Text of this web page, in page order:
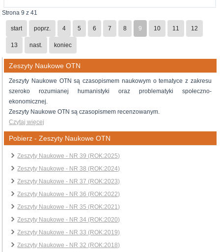
Strona 9 z 41
start poprz. 4 5 6 7 8 9 10 11 12
13 nast. koniec
Zeszyty Naukowe OTN
Zeszyty Naukowe OTN są czasopismem naukowym o tematyce z zakresu
szeroko rozumianej humanistyki oraz problematyki społeczno-
ekonomicznej.
Zeszyty Naukowe OTN są czasopismem recenzowanym.
Czytaj więcej
Pobierz - Zeszyty Naukowe OTN
Zeszyty Naukowe - NR 39 (ROK:2025)
Zeszyty Naukowe - NR 38 (ROK:2024)
Zeszyty Naukowe - NR 37 (ROK:2023)
Zeszyty Naukowe - NR 36 (ROK:2022)
Zeszyty Naukowe - NR 35 (ROK:2021)
Zeszyty Naukowe - NR 34 (ROK:2020)
Zeszyty Naukowe - NR 33 (ROK:2019)
Zeszyty Naukowe - NR 32 (ROK:2018)